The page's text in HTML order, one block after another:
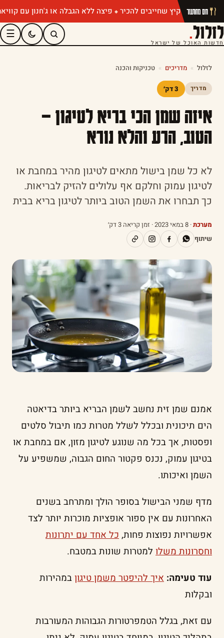
קיץ שחייבים להכיר פיצה ללא הגבלה או ג'חנון עם קוויאר? חם מהתנור
לזלול.
חדשות האוכל של ישראל
☰
לזלול » מדריכים » טכניקות והכנה
מדריך 3 דק׳
איזה שמן הכי בריא לטיגון –
הטוב, הרע והלא נורא
לא כל שמן בישול מתאים לטיגון מהיר במחבת או
לטיגון עמוק וחלקם אף עלולים להזיק לבריאות.
כך תבחרו את השמן הטוב ביותר לטיגון בריא בבית
מערכת· 8 במאי 2023
· זמן קריאה 3 דק׳
שיתוף
אמנם שמן זית נחשב לשמן הבריא ביותר בדיאטה
הים תיכונית ובכלל לשלל מטרות כמו תיבול סלטים
ופסטות, אך בכל מה שנוגע לטיגון מזון, אם במחבת או
בטיגון עמוק, נכנס פקטור החום הגבוה, שמשפיע על
השמן ואיכותו.
מדף שמני הבישול בסופר הולך ומתרחב בשנים
האחרונות עם אין ספור אופציות מוכרות יותר לצד
אפשרויות נפוצות פחות,כל אחד עם יתרונות
וחסרונות משלו למטרות שונות במטבח.
עוד טעימה: איך להיפטר משמן טיגוןבמהירות
ובקלות
עם זאת, בגלל הטמפרטורות הגבוהות המעורבות